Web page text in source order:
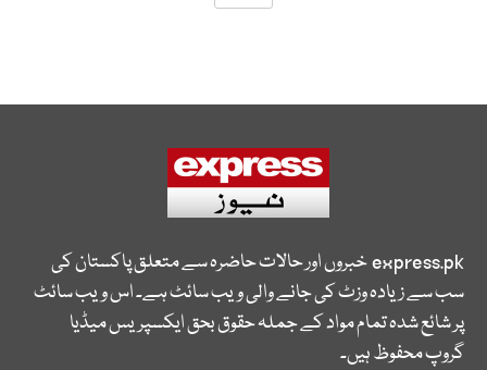
express.pkخبروں اور حالات حاضرہ سے متعلق پاکستان کی
سب سے زیادہ وزٹ کی جانے والی ویب سائٹ ہے۔ اس ویب سائٹ
پر شائع شدہ تمام مواد کے جملہ حقوق بحق ایکسپریس میڈیا
گروپ محفوظ ہیں۔